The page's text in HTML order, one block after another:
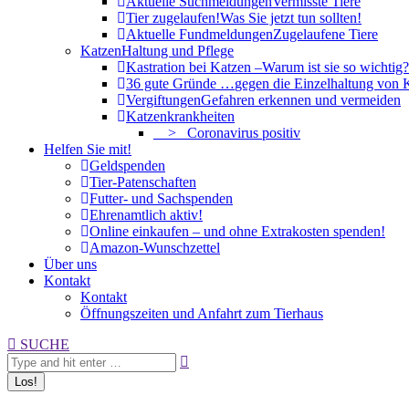
Tier zugelaufen!Was Sie jetzt tun sollten!
Aktuelle FundmeldungenZugelaufene Tiere
KatzenHaltung und Pflege
Kastration bei Katzen –Warum ist sie so wichtig?
36 gute Gründe …gegen die Einzelhaltung von
VergiftungenGefahren erkennen und vermeiden
Katzenkrankheiten
> Coronavirus positiv
Helfen Sie mit!
Geldspenden
Tier-Patenschaften
Futter- und Sachspenden
Ehrenamtlich aktiv!
Online einkaufen – und ohne Extrakosten spenden!
Amazon-Wunschzettel
Über uns
Kontakt
Kontakt
Öffnungszeiten und Anfahrt zum Tierhaus
Search:
SUCHE